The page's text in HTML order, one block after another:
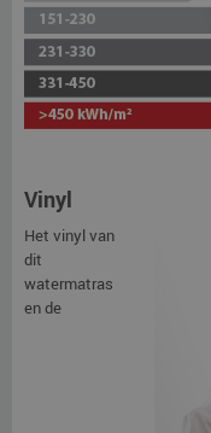
Vinyl
Het vinyl van
dit
watermatras
en de